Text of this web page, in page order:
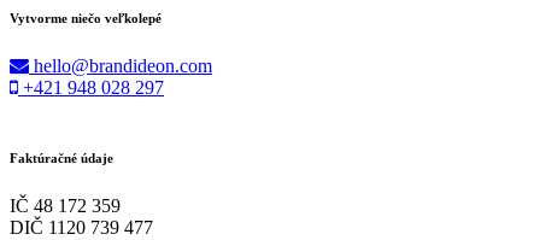
Vytvorme niečo veľkolepé
hello@brandideon.com
+421 948 028 297
Faktúračné údaje
IČ 48 172 359
DIČ 1120 739 477